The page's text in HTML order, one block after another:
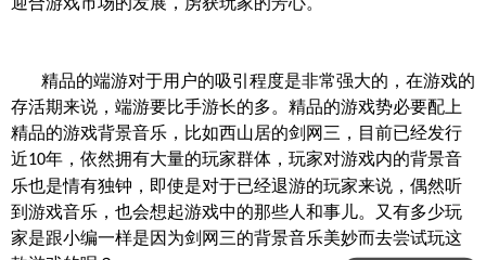
精品的端游对于用户的吸引程度是非常强大的，在游戏的
存活期来说，端游要比手游长的多。精品的游戏势必要配上
精品的游戏背景音乐，比如西山居的剑网三，目前已经发行
近10年，依然拥有大量的玩家群体，玩家对游戏内的背景音
乐也是情有独钟，即使是对于已经退游的玩家来说，偶然听
到 游戏音乐 ，也会想起游戏中的那些人和事儿。又有多少玩
家是跟小编一样是因为剑网三的背景音乐美妙而去尝试玩这